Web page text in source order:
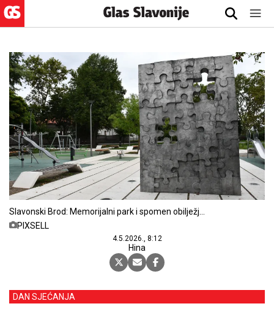
Slavonski Brod: Memorijalni park i spomen obilježje
"Prekinuto djetinjstvo"
PIXSELL
4.5.2026., 8:12
Hina
DAN SJEĆANJA